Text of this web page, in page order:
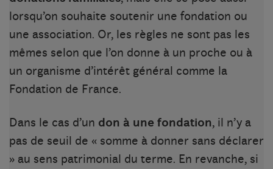
lorsqu’on souhaite soutenir une fondation ou
une association. Or, les règles ne sont pas les
mêmes selon que l’on donne à un proche ou à
un organisme d’intérêt général comme la
Fondation de France.
Dans le cas d’un don à une fondation, il n’y a
pas de seuil de « somme à donner sans déclarer
» au sens patrimonial du terme. En revanche, si